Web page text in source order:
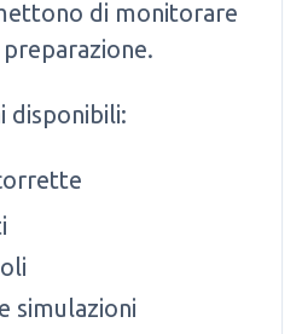
di monitorare
disponibili:
simulazioni